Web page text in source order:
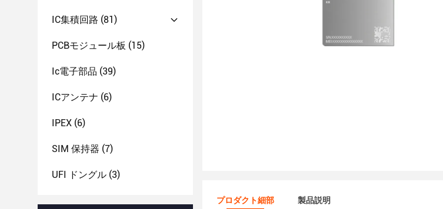
IC集積回路 (81)
PCBモジュール板 (15)
Ic電子部品 (39)
ICアンテナ (6)
IPEX (6)
SIM 保持器 (7)
UFI ドングル (3)
プロダクト細部 製品説明